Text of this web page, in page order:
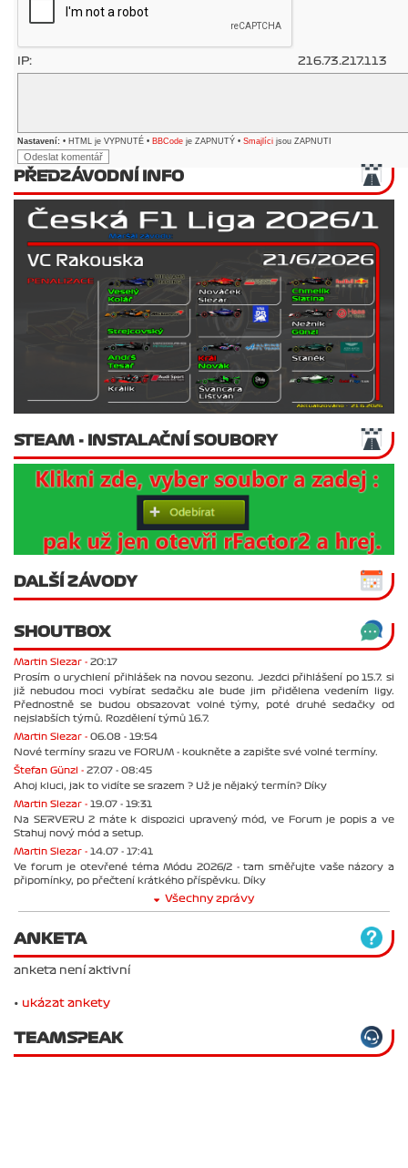
IP: 216.73.217.113
Nastavení: • HTML je VYPNUTÉ • BBCode je ZAPNUTÝ • Smajlíci jsou ZAPNUTI
PŘEDZÁVODNÍ INFO
STEAM - INSTALAČNÍ SOUBORY
DALŠÍ ZÁVODY
SHOUTBOX
Martin Slezar - 20:17
Prosím o urychlení přihlášek na novou sezonu. Jezdci přihlášení po 15.7. si
již nebudou moci vybírat sedačku ale bude jim přidělena vedením ligy.
Přednostně se budou obsazovat volné týmy, poté druhé sedačky od
nejslabších týmů. Rozdělení týmů 16.7.
Martin Slezar - 06.08 - 19:54
Nové termíny srazu ve FORUM - koukněte a zapište své volné termíny.
Štefan Günzl - 27.07 - 08:45
Ahoj kluci, jak to vidíte se srazem ? Už je nějaký termín? Díky
Martin Slezar - 19.07 - 19:31
Na SERVERU 2 máte k dispozici upravený mód, ve Forum je popis a ve
Stahuj nový mód a setup.
Martin Slezar - 14.07 - 17:41
Ve forum je otevřené téma Módu 2026/2 - tam směřujte vaše názory a
připomínky, po přečtení krátkého příspěvku. Díky
Všechny zprávy
ANKETA
anketa není aktivní
• ukázat ankety
TEAMSPEAK